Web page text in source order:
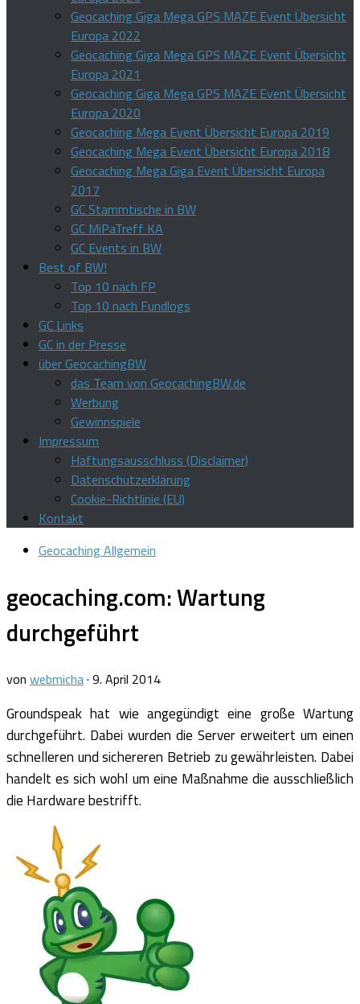
Geocaching Giga Mega GPS MAZE Event Übersicht
Europa 2022
Geocaching Giga Mega GPS MAZE Event Übersicht
Europa 2021
Geocaching Giga Mega GPS MAZE Event Übersicht
Europa 2020
Geocaching Mega Event Übersicht Europa 2019
Geocaching Mega Event Übersicht Europa 2018
Geocaching Mega Giga Event Übersicht Europa
2017
GC Stammtische in BW
GC MiPaTreff KA
GC Events in BW
Best of BW!
Top 10 nach FP
Top 10 nach Fundlogs
GC Links
GC in der Presse
über GeocachingBW
das Team von GeocachingBW.de
Werbung
Gewinnspiele
Impressum
Haftungsausschluss (Disclaimer)
Datenschutzerklärung
Cookie-Richtlinie (EU)
Kontakt
Geocaching Allgemein
geocaching.com: Wartung
durchgeführt
von webmicha· 9. April 2014
Groundspeak hat wie angegündigt eine große Wartung
durchgeführt. Dabei wurden die Server erweitert um einen
schnelleren und sichereren Betrieb zu gewährleisten. Dabei
handelt es sich wohl um eine Maßnahme die ausschließlich
die Hardware bestrifft.